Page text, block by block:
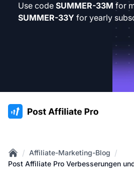
Use code SUMMER-33M for
SUMMER-33Y for yearly
:site.title
Home
/ Affiliate-Marketing-Blog /
Post Affiliate Pro Verbesserungen